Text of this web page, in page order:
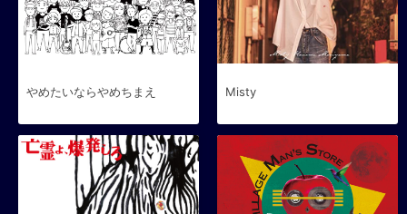
やめたいならやめちまえ Misty